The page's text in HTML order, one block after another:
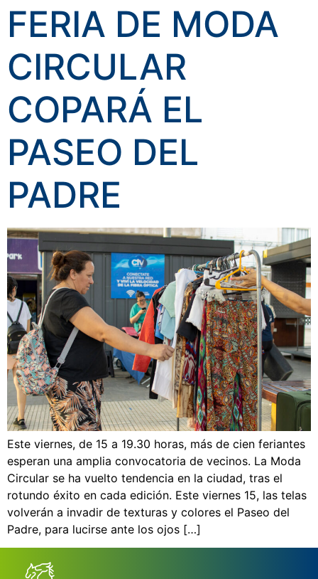
FERIA DE MODA
CIRCULAR
COPARÁ EL
PASEO DEL
PADRE
Este viernes, de 15 a 19.30 horas, más de cien feriantes
esperan una amplia convocatoria de vecinos. La Moda
Circular se ha vuelto tendencia en la ciudad, tras el
rotundo éxito en cada edición. Este viernes 15, las telas
volverán a invadir de texturas y colores el Paseo del
Padre, para lucirse ante los ojos […]